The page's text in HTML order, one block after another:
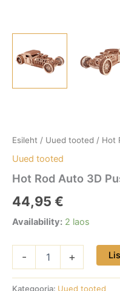
Esileht / Uued tooted / Hot
Uued tooted
Hot Rod Auto 3D
44,95 €
Availability: 2 laos
- +
Kategooria: Uued tooted